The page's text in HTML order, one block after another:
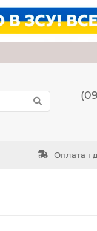
Оплата і